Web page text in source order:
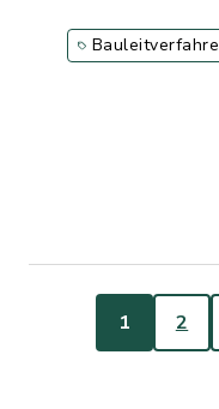
1 2